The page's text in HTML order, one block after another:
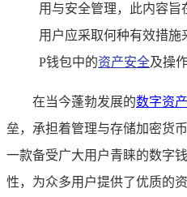
用与安全管理，此内容旨
用户应采取何种有效措
P钱包中的资产安全及操
在当今蓬勃发展的数字资产
垒，承担着管理与存储加密货
一款备受广大用户青睐的数字
性，为众多用户提供了优质的